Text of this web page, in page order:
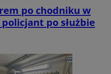
po chodniku w
po służbie